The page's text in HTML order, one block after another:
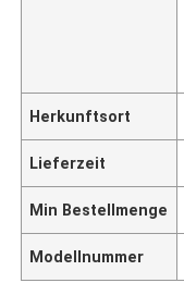
Herkunftsort
Lieferzeit
Min Bestellmenge
Modellnummer